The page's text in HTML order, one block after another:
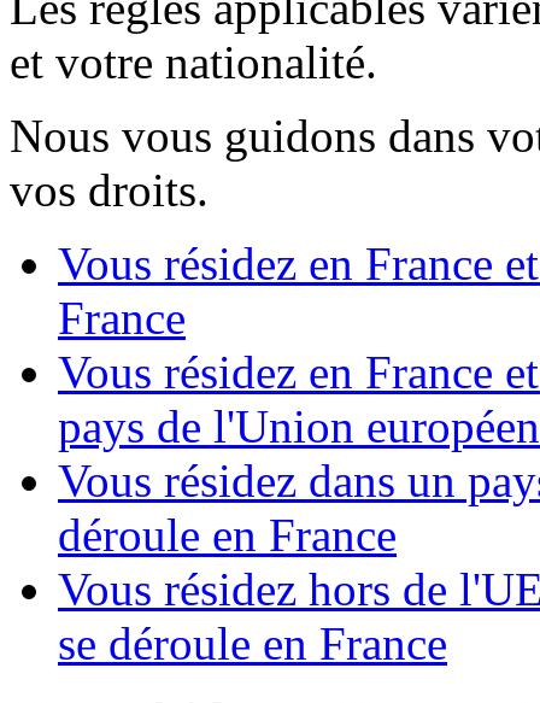
et votre nationalité.
Nous vous guidons dans
vos droits.
Vous résidez en France
France
Vous résidez en France
pays de l'Union
Vous résidez dans un
déroule en France
Vous résidez hors de
se déroule en France